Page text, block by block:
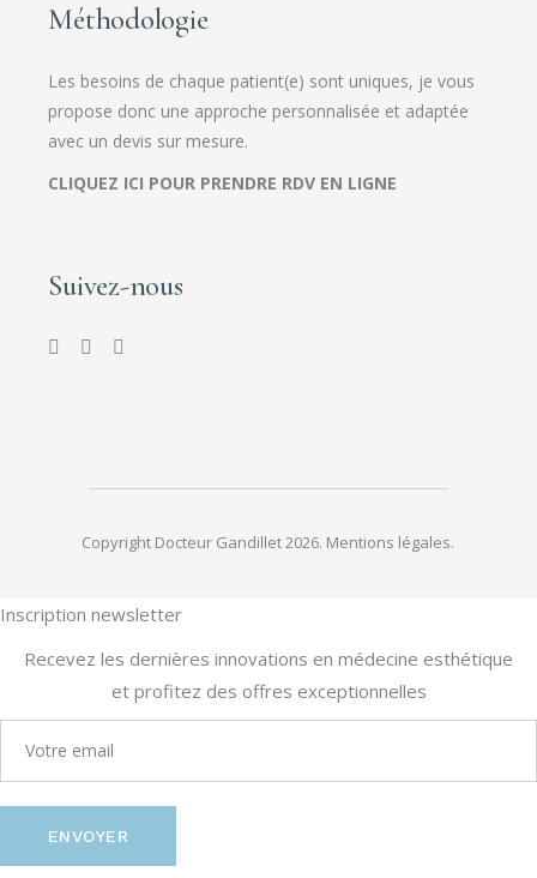
Méthodologie
Les besoins de chaque patient(e) sont uniques, je vous
propose donc une approche personnalisée et adaptée
avec un devis sur mesure.
CLIQUEZ ICI POUR PRENDRE RDV EN LIGNE
Suivez-nous
Copyright Docteur Gandillet 2026. Mentions légales.
Inscription newsletter
Recevez les dernières innovations en médecine esthétique
et profitez des offres exceptionnelles
ENVOYER